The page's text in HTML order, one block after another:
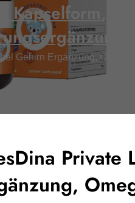
Kapselform
Gehirn Ergänzung, Omega
Private